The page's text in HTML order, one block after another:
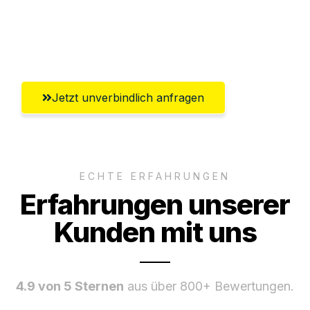
Jetzt unverbindlich anfragen
ECHTE ERFAHRUNGEN
Erfahrungen unserer
Kunden mit uns
4.9 von 5 Sternen aus über 800+ Bewertungen.